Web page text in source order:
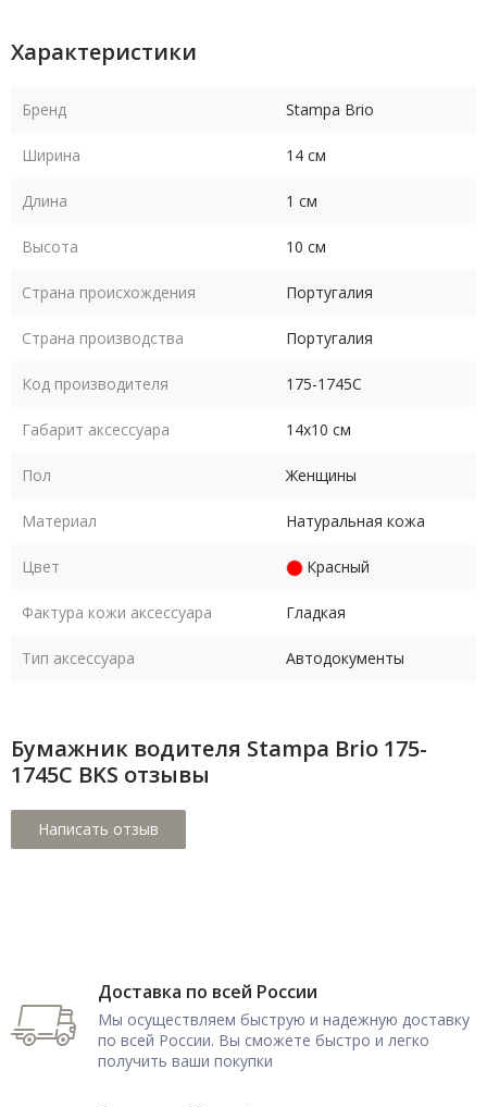
Характеристики
Бренд Stampa Brio
Ширина 14 см
Длина 1 см
Высота 10 см
Страна происхождения Португалия
Страна производства Португалия
Код производителя 175-1745C
Габарит аксессуара 14х10 см
Пол Женщины
Материал Натуральная кожа
Цвет Красный
Фактура кожи аксессуара Гладкая
Тип аксессуара Автодокументы
Бумажник водителя Stampa Brio 175-
1745C BKS отзывы
Доставка по всей России
Мы осуществляем быструю и надежную доставку
по всей России. Вы сможете быстро и легко
получить ваши покупки